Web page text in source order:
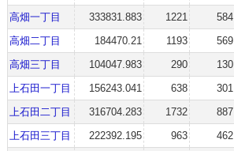
高畑一丁目
333831.883 1221 584
高畑二丁目
184470.21 1193 569
高畑三丁目
104047.983 290 130
上石田一丁目
156243.041 638 301
上石田二丁目
316704.283 1732 887
上石田三丁目
222392.195 963 462